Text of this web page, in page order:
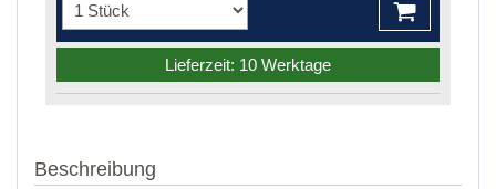
Lieferzeit: 10 Werktage
Beschreibung